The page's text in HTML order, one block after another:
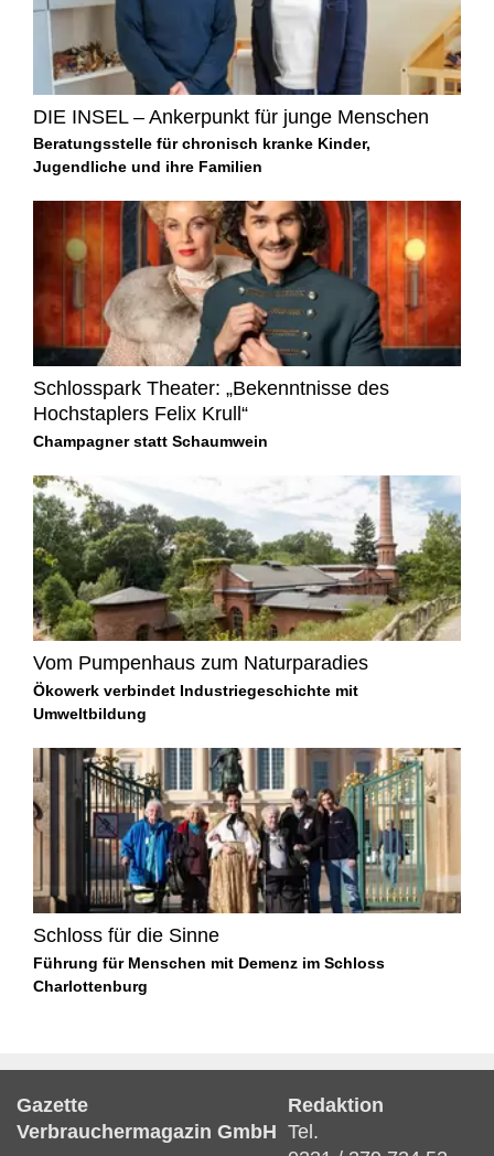
DIE INSEL – Ankerpunkt für junge Menschen
Beratungsstelle für chronisch kranke Kinder,
Jugendliche und ihre Familien
Schlosspark Theater: „Bekenntnisse des
Hochstaplers Felix Krull“
Champagner statt Schaumwein
Vom Pumpenhaus zum Naturparadies
Ökowerk verbindet Industriegeschichte mit
Umweltbildung
Schloss für die Sinne
Führung für Menschen mit Demenz im Schloss
Charlottenburg
Gazette
Verbrauchermagazin GmbH
Redaktion
Tel.